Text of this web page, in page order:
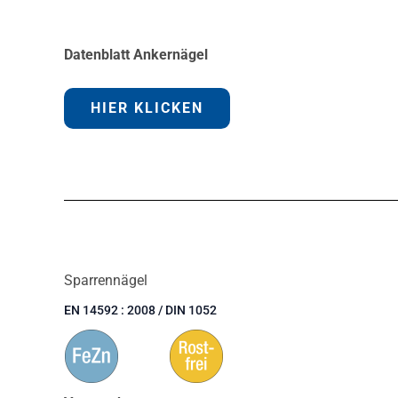
Datenblatt Ankernägel
HIER KLICKEN
Sparrennägel
EN 14592 : 2008 / DIN 1052